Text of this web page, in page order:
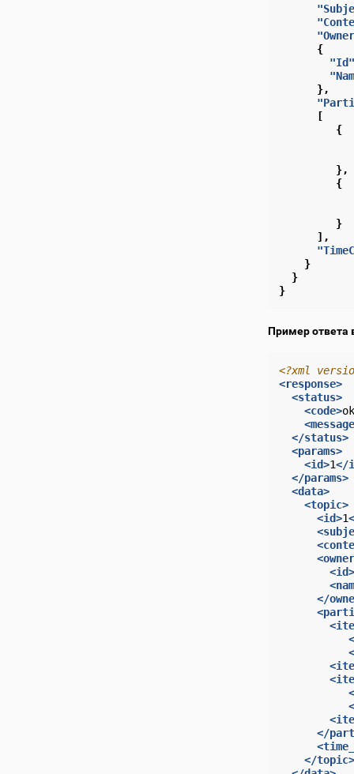
{
"Id"
},
[
{
},
{
}
],
}
}
}
Пример ответа
<?xml
<response>
<status>
<code>ok
</status>
<params>
<id>1</
</params>
<data>
<topic>
<id>1
<id>
</
</
</topic>